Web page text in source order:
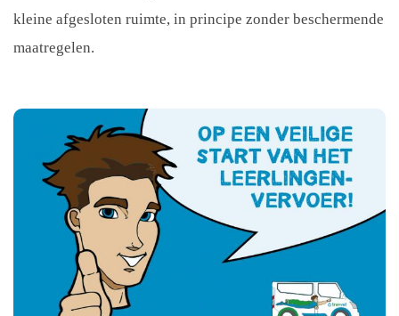
kleine afgesloten ruimte, in principe zonder beschermende
maatregelen.